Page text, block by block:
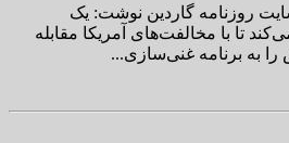
روزنامه گاردین نوشت: یک
تا با مخالفت‌های آمریکا مقابله
به برنامه غنی‌سازی...